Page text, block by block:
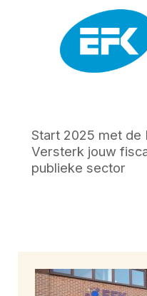
Start 2025 met de
Versterk jouw
publieke sector